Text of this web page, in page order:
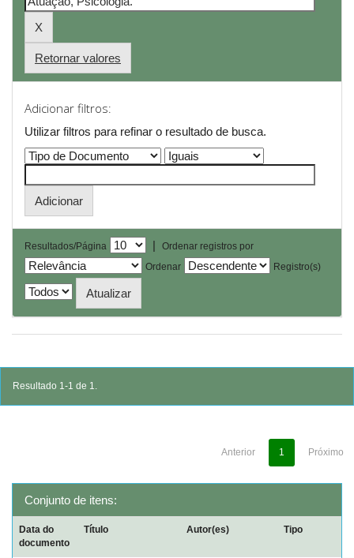
Retornar valores
Adicionar filtros:
Utilizar filtros para refinar o resultado de busca.
Resultados/Página |
Ordenar registros por
Ordenar
Registro(s)
Resultado 1-1 de 1.
Anterior 1 Próximo
Conjunto de itens:
Data do
documento
Título Autor(es) Tipo